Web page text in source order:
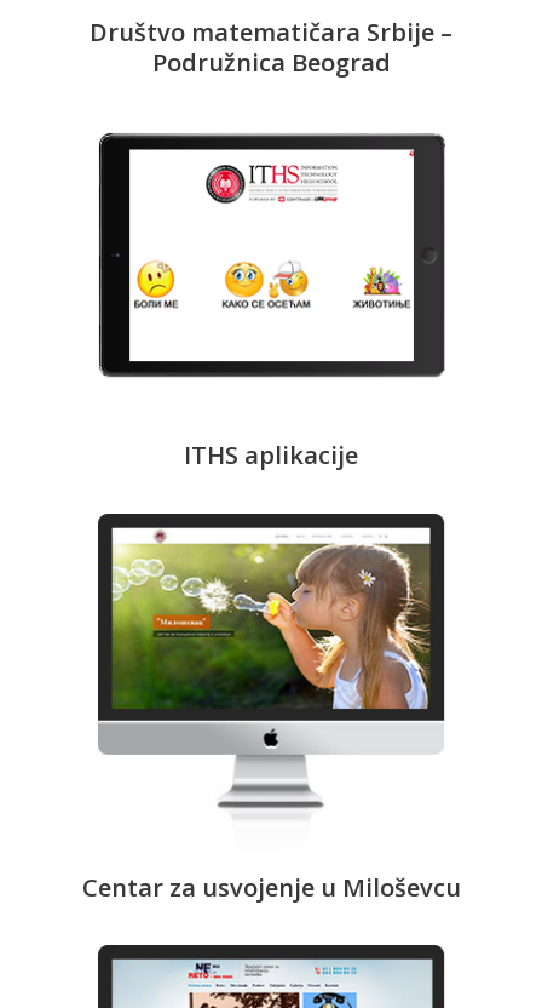
Društvo matematičara Srbije –
Podružnica Beograd
ITHS aplikacije
Centar za usvojenje u Miloševcu